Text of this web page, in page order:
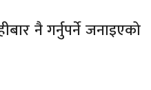
नै गर्नुपर्ने जनाइएको